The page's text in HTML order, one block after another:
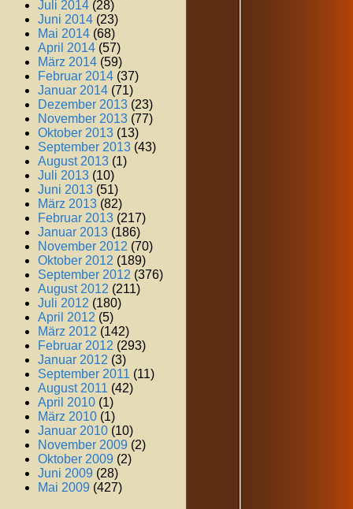
Juli 2014 (28)
Juni 2014 (23)
Mai 2014 (68)
April 2014 (57)
März 2014 (59)
Februar 2014 (37)
Januar 2014 (71)
Dezember 2013 (23)
November 2013 (77)
Oktober 2013 (13)
September 2013 (43)
August 2013 (1)
Juli 2013 (10)
Juni 2013 (51)
März 2013 (82)
Februar 2013 (217)
Januar 2013 (186)
November 2012 (70)
Oktober 2012 (189)
September 2012 (376)
August 2012 (211)
Juli 2012 (180)
April 2012 (5)
März 2012 (142)
Februar 2012 (293)
Januar 2012 (3)
September 2011 (11)
August 2011 (42)
April 2010 (1)
März 2010 (1)
Januar 2010 (10)
November 2009 (2)
Oktober 2009 (2)
Juni 2009 (28)
Mai 2009 (427)